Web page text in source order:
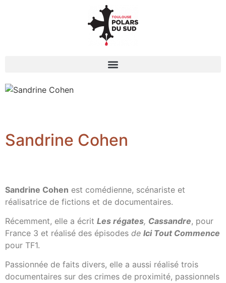
Sandrine Cohen
Sandrine Cohen est comédienne, scénariste et
réalisatrice de fictions et de documentaires.
Récemment, elle a écrit Les régates, Cassandre, pour
France 3 et réalisé des épisodes de Ici Tout Commence
pour TF1.
Passionnée de faits divers, elle a aussi réalisé trois
documentaires sur des crimes de proximité, passionnels